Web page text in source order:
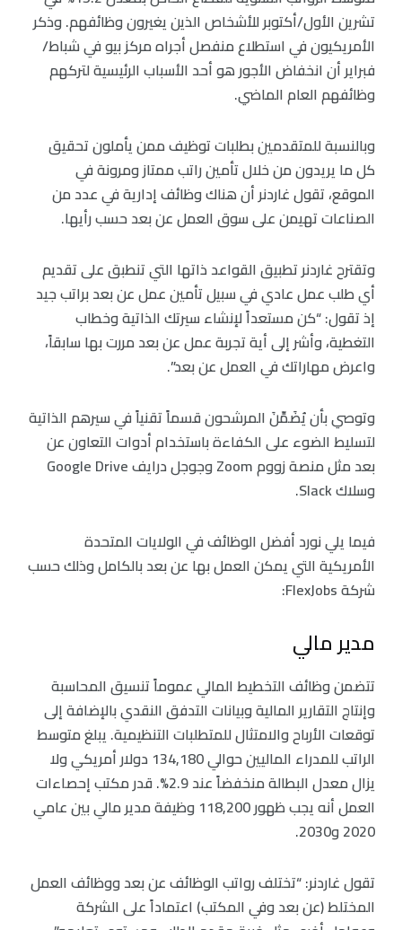
تشرين الأول/أكتوبر للأشخاص الذين يغيرون وظائفهم. وذكر
الأمريكيون في استطلاع منفصل أجراه مركز بيو في شباط/
فبراير أن انخفاض الأجور هو أحد الأسباب الرئيسية لتركهم
وظائفهم العام الماضي.
وبالنسبة للمتقدمين بطلبات توظيف ممن يأملون تحقيق
كل ما يريدون من خلال تأمين راتب ممتاز ومرونة في
الموقع، تقول غاردنر أن هناك وظائف إدارية في عدد من
الصناعات تهيمن على سوق العمل عن بعد حسب رأيها.
وتقترح غاردنر تطبيق القواعد ذاتها التي تنطبق على تقديم
أي طلب عمل عادي في سبيل تأمين عمل عن بعد براتب جيد
إذ تقول: “كن مستعداً لإنشاء سيرتك الذاتية وخطاب
التغطية، وأشر إلى أية تجربة عمل عن بعد مررت بها سابقاً،
واعرض مهاراتك في العمل عن بعد”.
وتوصي بأن يُضَمِّنَ المرشحون قسماً تقنياً في سيرهم الذاتية
لتسليط الضوء على الكفاءة باستخدام أدوات التعاون عن
بعد مثل منصة زووم Zoom وجوجل درايف Google Drive
وسلاك Slack.
فيما يلي نورد أفضل الوظائف في الولايات المتحدة
الأمريكية التي يمكن العمل بها عن بعد بالكامل وذلك حسب
شركة FlexJobs:
مدير مالي
تتضمن وظائف التخطيط المالي عموماً تنسيق المحاسبة
وإنتاج التقارير المالية وبيانات التدفق النقدي بالإضافة إلى
توقعات الأرباح والامتثال للمتطلبات التنظيمية. يبلغ متوسط
الراتب للمدراء الماليين حوالي 134,180 دولار أمريكي ولا
يزال معدل البطالة منخفضاً عند 2.9%. قدر مكتب إحصاءات
العمل أنه يجب ظهور 118,200 وظيفة مدير مالي بين عامي
2020 و2030.
تقول غاردنر: “تختلف رواتب الوظائف عن بعد ووظائف العمل
المختلط (عن بعد وفي المكتب) اعتماداً على الشركة